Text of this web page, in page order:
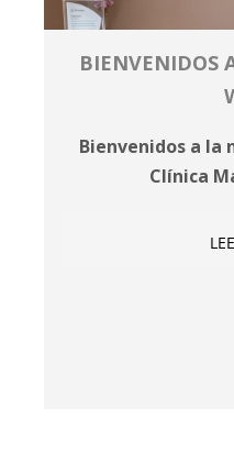
BIENVENIDOS
Bienvenidos a la
Clínica